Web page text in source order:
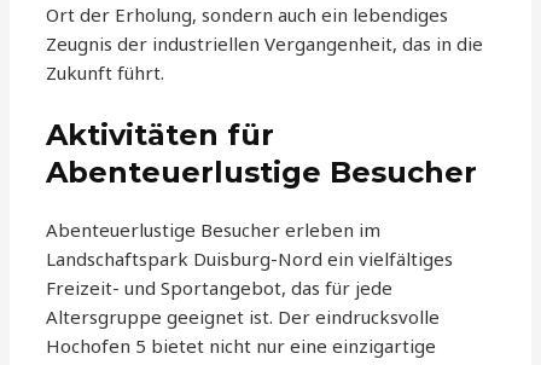
Ort der Erholung, sondern auch ein lebendiges
Zeugnis der industriellen Vergangenheit, das in die
Zukunft führt.
Aktivitäten für
Abenteuerlustige Besucher
Abenteuerlustige Besucher erleben im
Landschaftspark Duisburg-Nord ein vielfältiges
Freizeit- und Sportangebot, das für jede
Altersgruppe geeignet ist. Der eindrucksvolle
Hochofen 5 bietet nicht nur eine einzigartige